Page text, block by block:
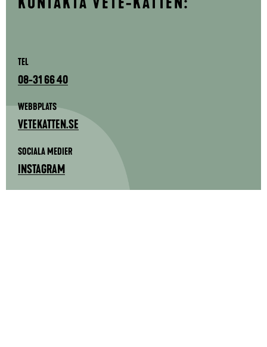
TEL
08-31 66 40
WEBBPLATS
VETEKATTEN.SE
SOCIALA MEDIER
INSTAGRAM